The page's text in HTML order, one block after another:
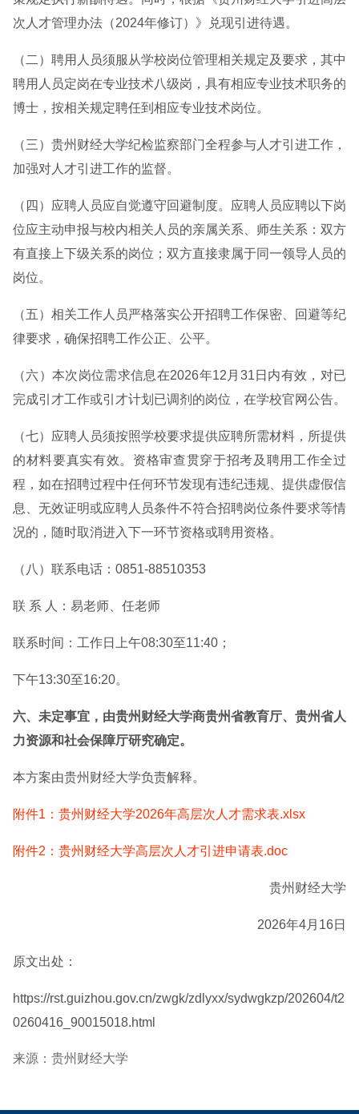
次人才管理办法（2024年修订）》兑现引进待遇。
（二）聘用人员须服从学校岗位管理相关规定及要求，其中
聘用人员定岗在专业技术八级岗，具有相应专业技术职务的
博士，按相关规定聘任到相应专业技术岗位。
（三）贵州财经大学纪检监察部门全程参与人才引进工作，
加强对人才引进工作的监督。
（四）应聘人员应自觉遵守回避制度。应聘人员应聘以下岗
位应主动申报与校内相关人员的亲属关系、师生关系：双方
有直接上下级关系的岗位；双方直接隶属于同一领导人员的
岗位。
（五）相关工作人员严格落实公开招聘工作保密、回避等纪
律要求，确保招聘工作公正、公平。
（六）本次岗位需求信息在2026年12月31日内有效，对已
完成引才工作或引才计划已调剂的岗位，在学校官网公告。
（七）应聘人员须按照学校要求提供应聘所需材料，所提供
的材料要真实有效。资格审查贯穿于招考及聘用工作全过
程，如在招聘过程中任何环节发现有违纪违规、提供虚假信
息、无效证明或应聘人员条件不符合招聘岗位条件要求等情
况的，随时取消进入下一环节资格或聘用资格。
（八）联系电话：0851-88510353
联 系 人：易老师、任老师
联系时间：工作日上午08:30至11:40；
下午13:30至16:20。
六、未定事宜，由贵州财经大学商贵州省教育厅、贵州省人
力资源和社会保障厅研究确定。
本方案由贵州财经大学负责解释。
附件1：贵州财经大学2026年高层次人才需求表.xlsx
附件2：贵州财经大学高层次人才引进申请表.doc
贵州财经大学
2026年4月16日
原文出处：
https://rst.guizhou.gov.cn/zwgk/zdlyxx/sydwgkzp/202604/t2
0260416_90015018.html
来源：贵州财经大学